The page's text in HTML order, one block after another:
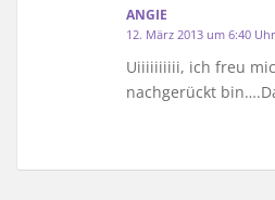
ANGIE
12. März 2013 um 6:40 Uhr
Uiiiiiiiiii, ich freu
nachgerückt